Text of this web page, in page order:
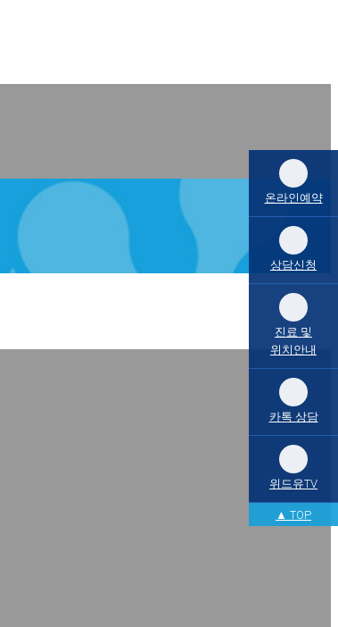
온라인예약
상담신청
진료 및
위치안내
카톡 상담
위드유TV
▲ TOP